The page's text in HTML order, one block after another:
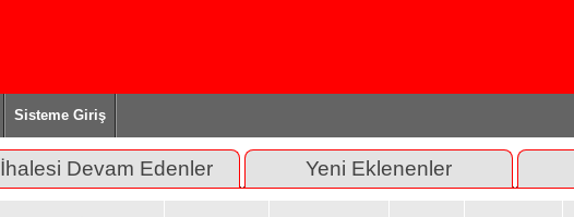
Sisteme Giriş
İhalesi Devam Edenler Yeni Eklenenler